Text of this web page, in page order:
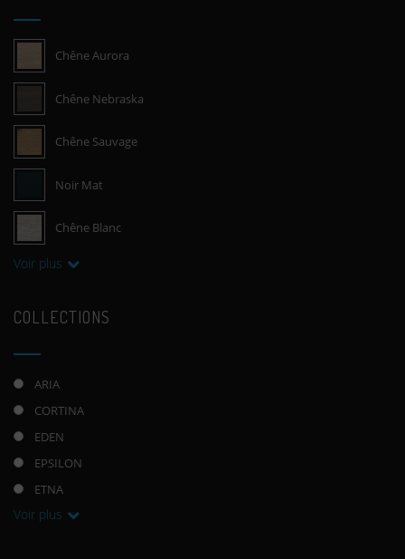
Chêne Aurora
Chêne Nebraska
Chêne Sauvage
Noir Mat
Chêne Blanc
Voir plus
COLLECTIONS
ARIA
CORTINA
EDEN
EPSILON
ETNA
Voir plus